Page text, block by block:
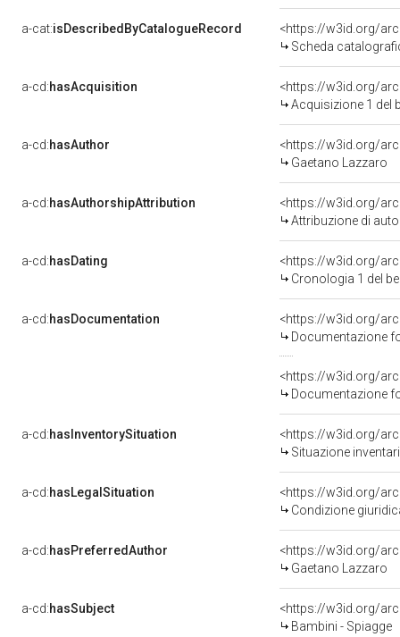
a-cat:isDescribedByCatalogueRecord
<https://w3id.org/
Scheda
a-cd:hasAcquisition
<https://w3id.org/
Acquisizione 1 del
a-cd:hasAuthor
<https://w3id.org/
Gaetano Lazzaro
a-cd:hasAuthorshipAttribution
Attribuzione di
a-cd:hasDating
<https://w3id.org/
Cronologia 1 del
a-cd:hasDocumentation
Documentazione
Documentazione
a-cd:hasInventorySituation
<https://w3id.org/
Situazione
a-cd:hasLegalSituation
Condizione
a-cd:hasPreferredAuthor
<https://w3id.org/
Gaetano Lazzaro
a-cd:hasSubject
<https://w3id.org/
Bambini - Spiagge